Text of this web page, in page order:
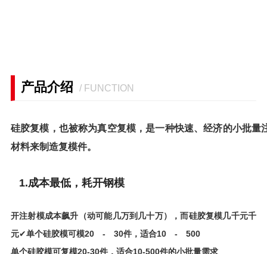
产品介绍 / FUNCTION
硅胶复模，也被称为真空复模，是一种快速、经济的小批
材料来制造复模件。
1.成本最低，耗开钢模
开注射模成本飙升（动可能几万到几十万），而硅胶复模几千元千
元✔单个硅胶模可模20 - 30件， 适合10 - 500
单个硅胶模可复模20-30件，适合10-500件的小批量需求